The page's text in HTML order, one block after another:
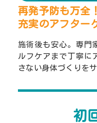
再発予防も万全！
充実のアフター
施術後も安心。専門
ルフケアまで丁寧に
さない身体づくりを
初